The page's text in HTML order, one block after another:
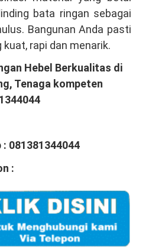
bata ringan sebagai
Bangunan Anda pasti
rapi dan menarik.
Hebel Berkualitas di
Tenaga kompeten
081381344044
: